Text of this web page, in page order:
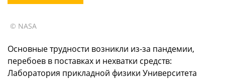
© NASA
Основные трудности возникли из-за пандемии,
перебоев в поставках и нехватки средств:
Лаборатория прикладной физики Университета